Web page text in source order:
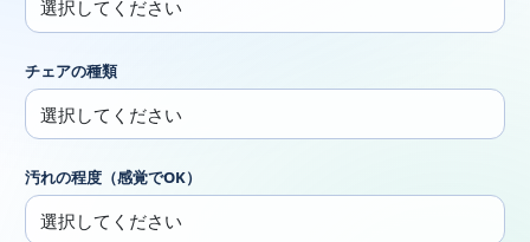
チェアの種類
汚れの程度（感覚でOK）